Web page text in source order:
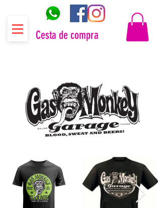
Cesta de compra